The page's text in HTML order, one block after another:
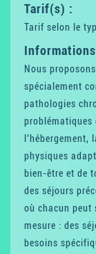
Tarif(s) :
Tarif selon le
Nous
spécialement
pathologies
problématiques
l'hébergement,
physiques
bien-être et de
des séjours
où chacun peut
mesure : des
besoins